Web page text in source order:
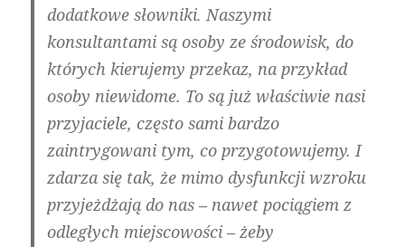
dodatkowe słowniki. Naszymi
konsultantami są osoby ze środowisk, do
których kierujemy przekaz, na przykład
osoby niewidome. To są już właściwie nasi
przyjaciele, często sami bardzo
zaintrygowani tym, co przygotowujemy. I
zdarza się tak, że mimo dysfunkcji wzroku
przyjeżdżają do nas – nawet pociągiem z
odległych miejscowości – żeby